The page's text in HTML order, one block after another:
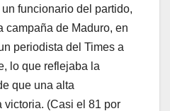
funcionario del partido,
campaña de Maduro, en
periodista del Times a
lo que reflejaba la
que una alta
victoria. (Casi el 81 por